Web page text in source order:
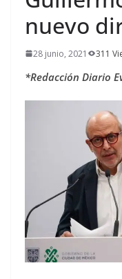
nuevo
28 junio, 2021 311
*Redacción Diario